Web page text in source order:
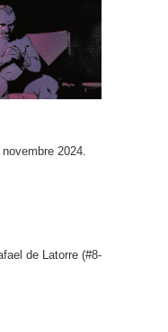
2024.
de Latorre (#8-